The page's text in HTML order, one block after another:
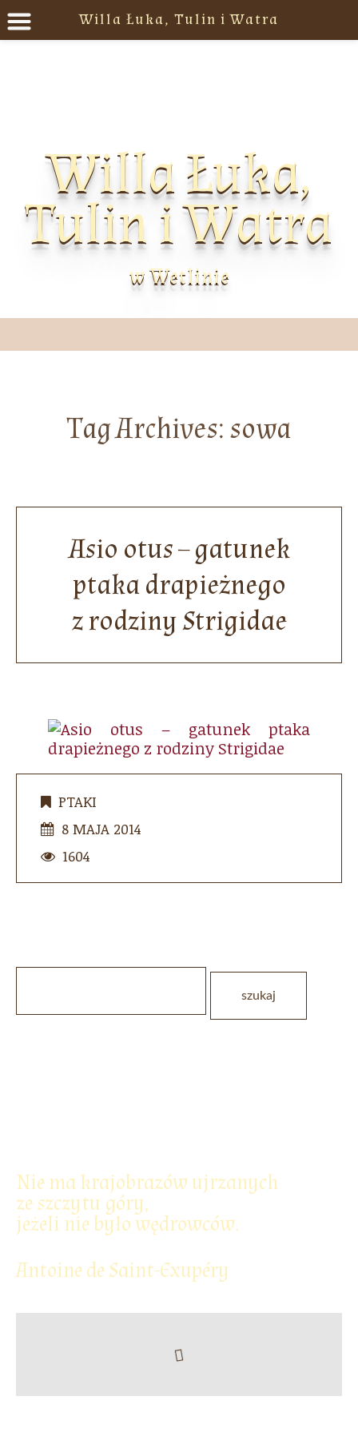
Willa Łuka,
Tulin i Watra
w Wetlinie
Tag Archives:sowa
Asio otus – gatunek
ptaka drapieżnego
z rodziny Strigidae
PTAKI
8 MAJA 2014
1604
Nie ma krajobrazów ujrzanych
ze szczytu góry,
jeżeli nie było wędrowców.
Antoine de Saint-Exupéry
Willa Łuka, Tulin i Watra